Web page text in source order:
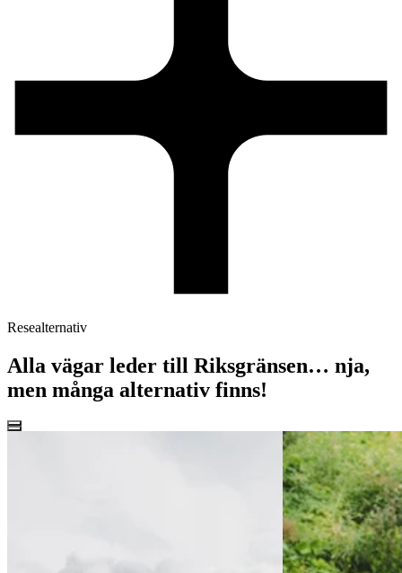
Resealternativ
Alla vägar leder till Riksgränsen… nja,
men många alternativ finns!